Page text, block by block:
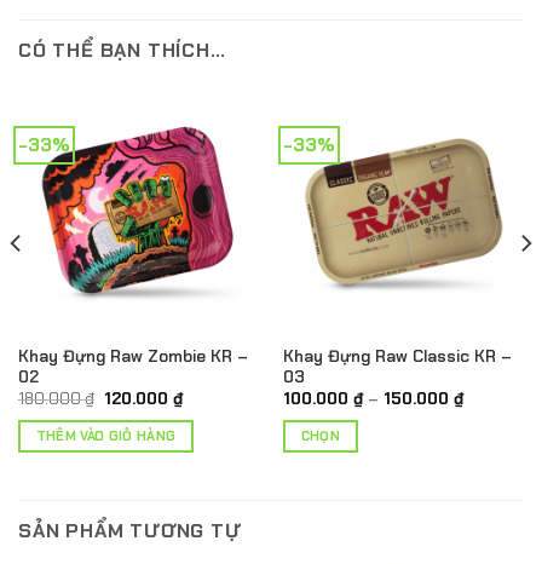
CÓ THỂ BẠN THÍCH…
-33%
Khay Đựng Raw Zombie KR –
02
180.000₫ Giá
là:
180.000 ₫.
120.000 ₫Giá
hiện
tại
THÊM VÀO GIỎ HÀNG
-33%
Khay Đựng Raw Classic KR –
03
100.000 ₫ – 150.000 ₫Khoảng
giá:
CHỌN
SẢN PHẨM TƯƠNG TỰ